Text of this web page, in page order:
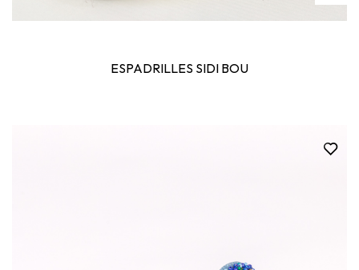
ESPADRILLES SIDI BOU